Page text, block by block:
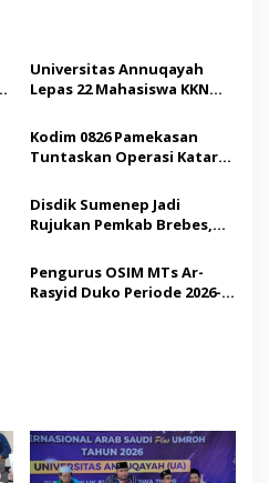
Universitas Annuqayah
Lepas 22 Mahasiswa KKN
Saudi
Kodim 0826 Pamekasan
Tuntaskan Operasi Katarak
Tindakan Medis
Disdik Sumenep Jadi
Rujukan Pemkab Brebes,
Pendidikan Berbasis
Budaya
Pengurus OSIM MTs Ar-
Rasyid Duko Periode 2026-